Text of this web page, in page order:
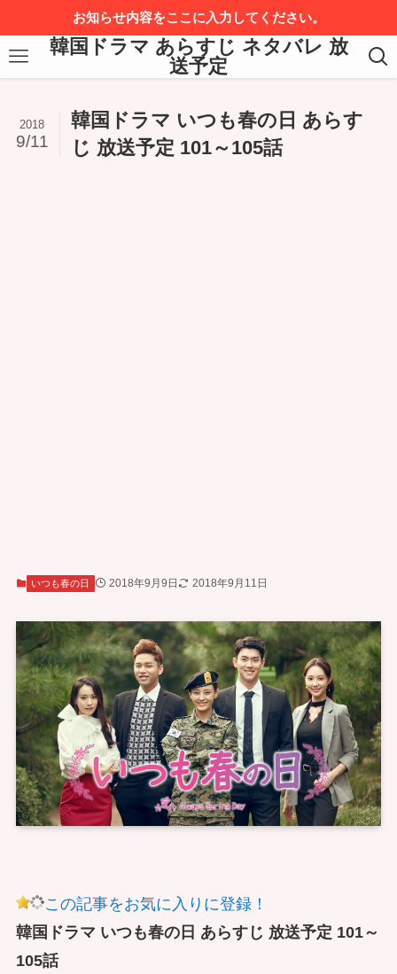
お知らせ内容をここに入力してください。
韓国ドラマ あらすじ ネタバレ 放
送予定
韓国ドラマ いつも春の日 あらす
じ 放送予定 101～105話
2018
9/11
いつも春の日 2018年9月9日 2018年9月11日
この記事をお気に入りに登録！
韓国ドラマ いつも春の日 あらすじ 放送予定 101～
105話